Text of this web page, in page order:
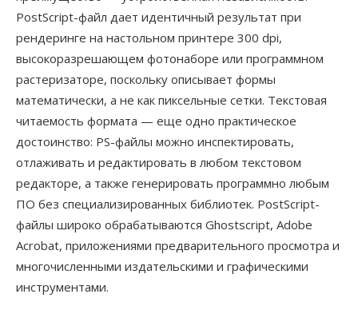
PostScript-файл дает идентичный результат при
рендеринге на настольном принтере 300 dpi,
высокоразрешающем фотонаборе или программном
растеризаторе, поскольку описывает формы
математически, а не как пиксельные сетки. Текстовая
читаемость формата — еще одно практическое
достоинство: PS-файлы можно инспектировать,
отлаживать и редактировать в любом текстовом
редакторе, а также генерировать программно любым
ПО без специализированных библиотек. PostScript-
файлы широко обрабатываются Ghostscript, Adobe
Acrobat, приложениями предварительного просмотра и
многочисленными издательскими и графическими
инструментами.